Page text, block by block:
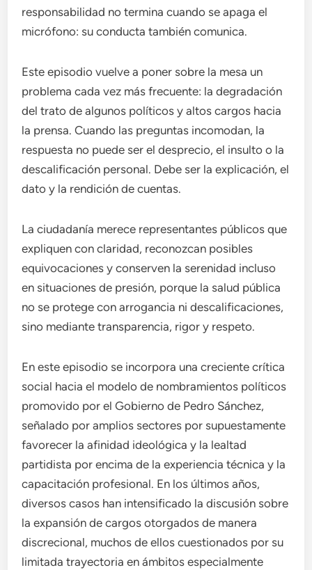
responsabilidad no termina cuando se apaga el
micrófono: su conducta también comunica.
Este episodio vuelve a poner sobre la mesa un
problema cada vez más frecuente: la degradación
del trato de algunos políticos y altos cargos hacia
la prensa. Cuando las preguntas incomodan, la
respuesta no puede ser el desprecio, el insulto o la
descalificación personal. Debe ser la explicación, el
dato y la rendición de cuentas.
La ciudadanía merece representantes públicos que
expliquen con claridad, reconozcan posibles
equivocaciones y conserven la serenidad incluso
en situaciones de presión, porque la salud pública
no se protege con arrogancia ni descalificaciones,
sino mediante transparencia, rigor y respeto.
En este episodio se incorpora una creciente crítica
social hacia el modelo de nombramientos políticos
promovido por el Gobierno de Pedro Sánchez,
señalado por amplios sectores por supuestamente
favorecer la afinidad ideológica y la lealtad
partidista por encima de la experiencia técnica y la
capacitación profesional. En los últimos años,
diversos casos han intensificado la discusión sobre
la expansión de cargos otorgados de manera
discrecional, muchos de ellos cuestionados por su
limitada trayectoria en ámbitos especialmente